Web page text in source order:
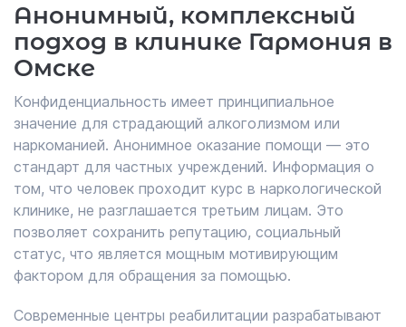
Анонимный, комплексный
подход в клинике Гармония в
Омске
Конфиденциальность имеет принципиальное
значение для страдающий алкоголизмом или
наркоманией. Анонимное оказание помощи — это
стандарт для частных учреждений. Информация о
том, что человек проходит курс в наркологической
клинике, не разглашается третьим лицам. Это
позволяет сохранить репутацию, социальный
статус, что является мощным мотивирующим
фактором для обращения за помощью.
Современные центры реабилитации разрабатывают